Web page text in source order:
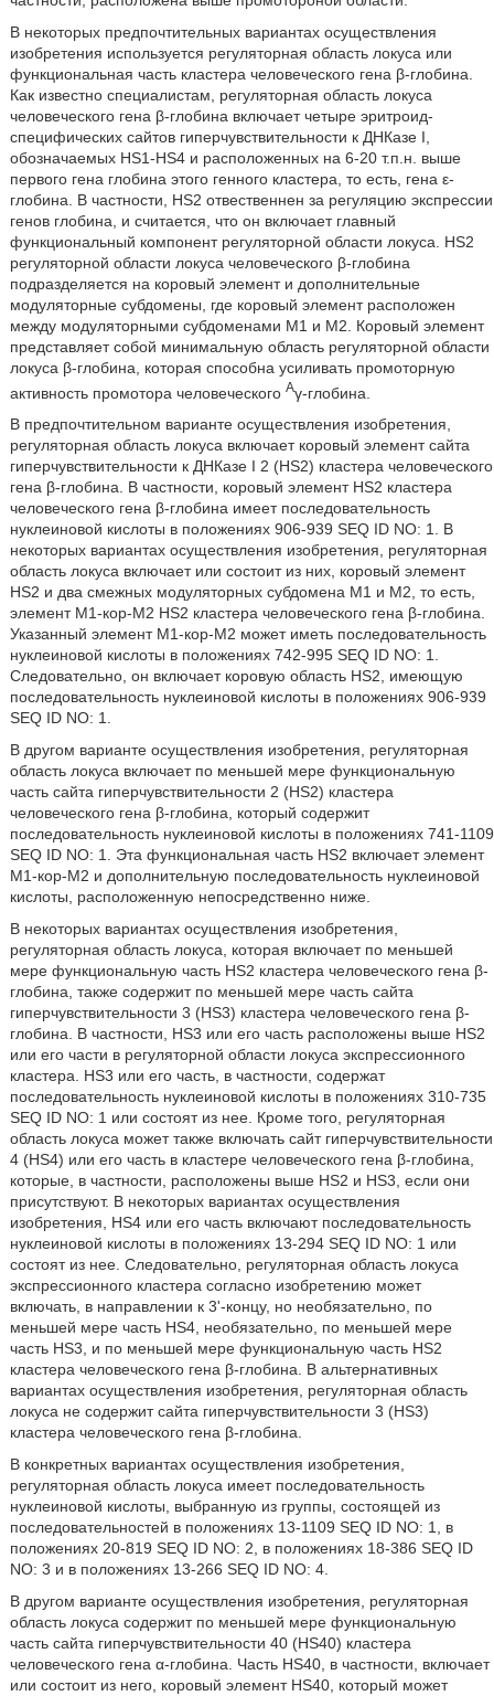
В некоторых предпочтительных вариантах осуществления
изобретения используется регуляторная область локуса или
функциональная часть кластера человеческого гена β-глобина.
Как известно специалистам, регуляторная область локуса
человеческого гена β-глобина включает четыре эритроид-
специфических сайтов гиперчувствительности к ДНКазе I,
обозначаемых HS1-HS4 и расположенных на 6-20 т.п.н. выше
первого гена глобина этого генного кластера, то есть, гена ε-
глобина. В частности, HS2 отвественнен за регуляцию экспрессии
генов глобина, и считается, что он включает главный
функциональный компонент регуляторной области локуса. HS2
регуляторной области локуса человеческого β-глобина
подразделяется на коровый элемент и дополнительные
модуляторные субдомены, где коровый элемент расположен
между модуляторными субдоменами M1 и M2. Коровый элемент
представляет собой минимальную область регуляторной области
локуса β-глобина, которая способна усиливать промоторную
активность промотора человеческого Aγ-глобина.
В предпочтительном варианте осуществления изобретения,
регуляторная область локуса включает коровый элемент сайта
гиперчувствительности к ДНКазе I 2 (HS2) кластера человеческого
гена β-глобина. В частности, коровый элемент HS2 кластера
человеческого гена β-глобина имеет последовательность
нуклеиновой кислоты в положениях 906-939 SEQ ID NO: 1. В
некоторых вариантах осуществления изобретения, регуляторная
область локуса включает или состоит из них, коровый элемент
HS2 и два смежных модуляторных субдомена M1 и M2, то есть,
элемент M1-кор-M2 HS2 кластера человеческого гена β-глобина.
Указанный элемент M1-кор-M2 может иметь последовательность
нуклеиновой кислоты в положениях 742-995 SEQ ID NO: 1.
Следовательно, он включает коровую область HS2, имеющую
последовательность нуклеиновой кислоты в положениях 906-939
SEQ ID NO: 1.
В другом варианте осуществления изобретения, регуляторная
область локуса включает по меньшей мере функциональную
часть сайта гиперчувствительности 2 (HS2) кластера
человеческого гена β-глобина, который содержит
последовательность нуклеиновой кислоты в положениях 741-1109
SEQ ID NO: 1. Эта функциональная часть HS2 включает элемент
M1-кор-M2 и дополнительную последовательность нуклеиновой
кислоты, расположенную непосредственно ниже.
В некоторых вариантах осуществления изобретения,
регуляторная область локуса, которая включает по меньшей
мере функциональную часть HS2 кластера человеческого гена β-
глобина, также содержит по меньшей мере часть сайта
гиперчувствительности 3 (HS3) кластера человеческого гена β-
глобина. В частности, HS3 или его часть расположены выше HS2
или его части в регуляторной области локуса экспрессионного
кластера. HS3 или его часть, в частности, содержат
последовательность нуклеиновой кислоты в положениях 310-735
SEQ ID NO: 1 или состоят из нее. Кроме того, регуляторная
область локуса может также включать сайт гиперчувствительности
4 (HS4) или его часть в кластере человеческого гена β-глобина,
которые, в частности, расположены выше HS2 и HS3, если они
присутствуют. В некоторых вариантах осуществления
изобретения, HS4 или его часть включают последовательность
нуклеиновой кислоты в положениях 13-294 SEQ ID NO: 1 или
состоят из нее. Следовательно, регуляторная область локуса
экспрессионного кластера согласно изобретению может
включать, в направлении к 3'-концу, но необязательно, по
меньшей мере часть HS4, необязательно, по меньшей мере
часть HS3, и по меньшей мере функциональную часть HS2
кластера человеческого гена β-глобина. В альтернативных
вариантах осуществления изобретения, регуляторная область
локуса не содержит сайта гиперчувствительности 3 (HS3)
кластера человеческого гена β-глобина.
В конкретных вариантах осуществления изобретения,
регуляторная область локуса имеет последовательность
нуклеиновой кислоты, выбранную из группы, состоящей из
последовательностей в положениях 13-1109 SEQ ID NO: 1, в
положениях 20-819 SEQ ID NO: 2, в положениях 18-386 SEQ ID
NO: 3 и в положениях 13-266 SEQ ID NO: 4.
В другом варианте осуществления изобретения, регуляторная
область локуса содержит по меньшей мере функциональную
часть сайта гиперчувствительности 40 (HS40) кластера
человеческого гена α-глобина. Часть HS40, в частности, включает
или состоит из него, коровый элемент HS40, который может